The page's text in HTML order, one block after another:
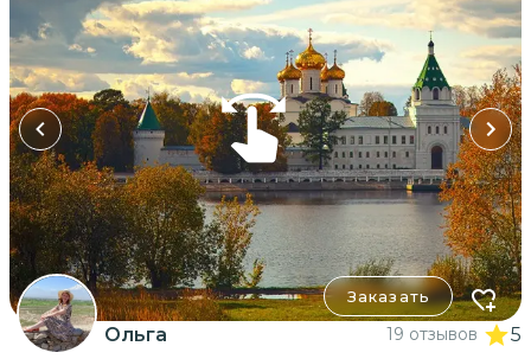
Заказать
Ольга 19 отзывов 5